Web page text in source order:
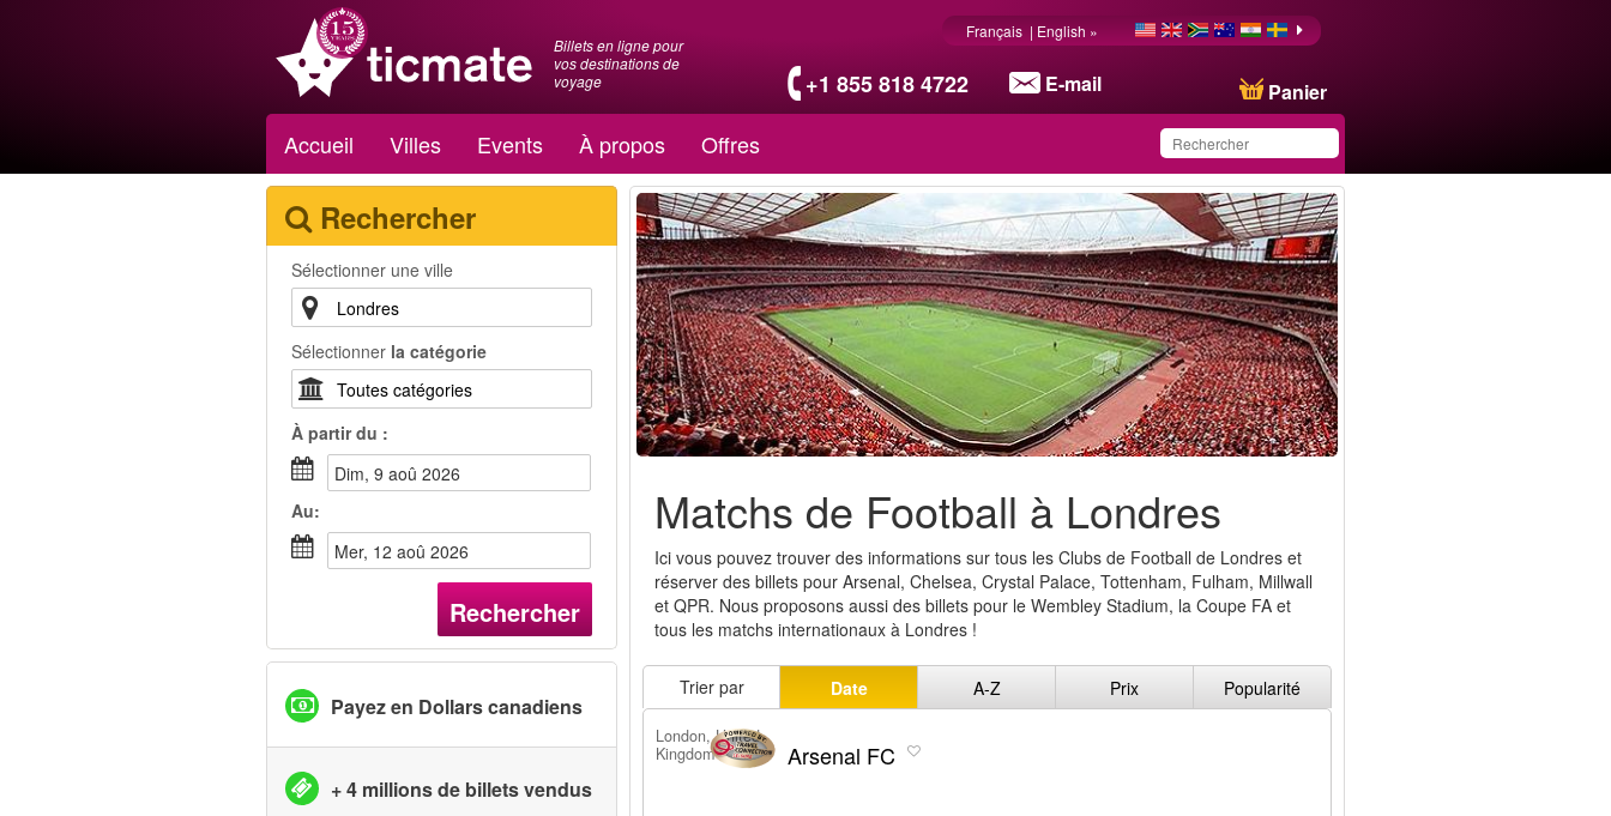
Billets en ligne pour
vos destinations de
voyage
+1 855 818 4722 E-mail Panier
Français | English »
Accueil Villes Events À propos Offres
Ce produit a été
sauvegardé dans votre
liste.
Rechercher
Sélectionner une ville
Sélectionner la catégorie
À partir du :
dim, 9 aoû 2026
Au:
mer, 12 aoû 2026
Rechercher
Payez en Dollars canadiens
+ 4 millions de billets vendus
Matchs de Football à Londres
Ici vous pouvez trouver des informations sur tous les Clubs de Football de Londres et
réserver des billets pour Arsenal, Chelsea, Crystal Palace, Tottenham, Fulham, Millwall
et QPR. Nous proposons aussi des billets pour le Wembley Stadium, la Coupe FA et
tous les matchs internationaux à Londres !
Trier par Date A-Z Prix Popularité
London, United
Kingdom
Arsenal FC